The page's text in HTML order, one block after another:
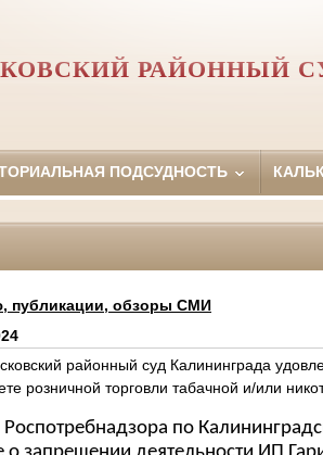
РАЙОННЫЙ
ПОДСУДНОСТЬ
публикации, обзоры СМИ
районный суд Калининграда
розничной торговли табачной и/или
по